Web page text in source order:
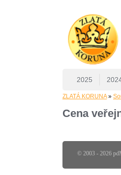
2025
ZLATÁ KORUNA»
Cena
© 2003 - 2026